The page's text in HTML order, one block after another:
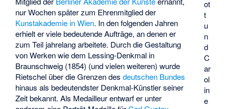
ot
t
u
n
d
C
ar
ol
in
e
nur Wochen später zum Ehrenmitglied der
Kunstakademie in Wien. In den folgenden Jahren
erhielt er viele bedeutende Aufträge, an denen er
zum Teil jahrelang arbeitete. Durch die Gestaltung
von Werken wie dem Lessing-Denkmal in
Braunschweig (1854) (und vielen weiteren) wurde
Rietschel über die Grenzen desdeutschen Bundes
hinaus als bedeutendster Denkmal-Künstler seiner
Zeit bekannt. Als Medailleur entwarf er unter